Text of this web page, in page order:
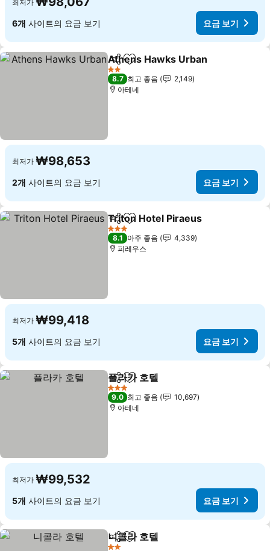
최저가
6개 사이트의 요금 보기 요금 보기
공유 즐겨찾기에 추가
Athens Hawks Urban
2 성급
8.7 최고 좋음
2,149
아테네
최저가 ₩98,653
2개 사이트의 요금 보기 요금 보기
공유 즐겨찾기에 추가
Triton Hotel Piraeus
3 성급
8.1 아주 좋음
4,339
피레우스
최저가 ₩99,418
5개 사이트의 요금 보기 요금 보기
공유 즐겨찾기에 추가
플라카 호텔
3 성급
9.0 최고 좋음
10,697
아테네
최저가 ₩99,532
5개 사이트의 요금 보기 요금 보기
공유 즐겨찾기에 추가
니콜라 호텔